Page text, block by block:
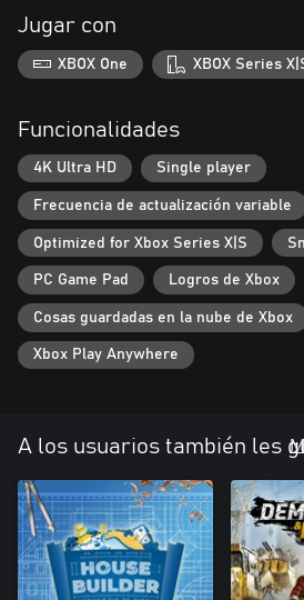
Los valiosos fósiles son muy delicados,
cuidadosamente los huesos,
antes de montar el esqueleto prehistórico
conocimientos con la tableta portátil del
Una vez completados tus esqueletos de
personalizar tu museo. Organiza el
decora el edificio con diversos elementos.
diorama prehistórico. Elige todos los
desde pequeñas plantas hasta rocas e
Organiza los dinosaurios para crear
escenarios, y dales vida para despertar la
visitantes. ¡Conviértete en el brillante
museo privado!
Jugar con
XBOX One XBOX Series
Funcionalidades
4K Ultra HD Single player
Frecuencia de actualización variable
Optimized for Xbox Series X|S
PC Game Pad Logros de Xbox
Cosas guardadas en la nube de Xbox
Xbox Play Anywhere
A los usuarios también les